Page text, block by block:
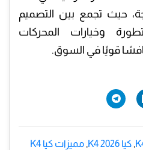
حيث تجمع بين التصميم
وخيارات المحركات
قويًا في السوق.
, كيا K4 2026 ,
مميزات كيا K4